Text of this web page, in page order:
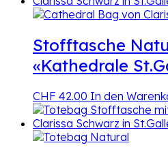
Stofftasche
«Kathedrale
CHF 42.00 In den